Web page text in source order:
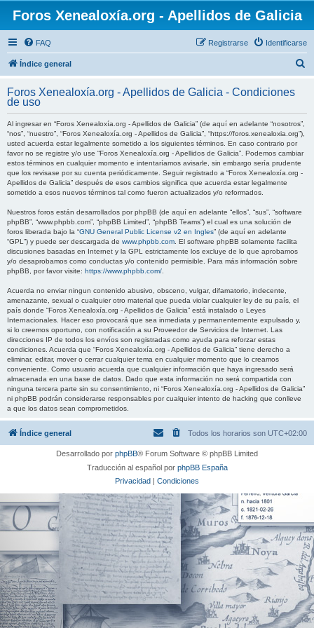
Foros Xenealoxía.org - Apellidos de Galicia
FAQ Identificarse
Registrarse
Índice general
c
Foros Xenealoxía.org - Apellidos de Galicia - Condiciones
de uso
Al ingresar en “Foros Xenealoxía.org - Apellidos de Galicia” (de aquí en adelante “nosotros”,
“nos”, “nuestro”, “Foros Xenealoxía.org - Apellidos de Galicia”, “https://foros.xenealoxia.org”),
usted acuerda estar legalmente sometido a los siguientes términos. En caso contrario por
favor no se registre y/o use “Foros Xenealoxía.org - Apellidos de Galicia”. Podemos cambiar
estos términos en cualquier momento e intentaríamos avisarle, sin embargo sería prudente
que los revisase por su cuenta periódicamente. Seguir registrado a “Foros Xenealoxía.org -
Apellidos de Galicia” después de esos cambios significa que acuerda estar legalmente
sometido a esos nuevos términos tal como fueron actualizados y/o reformados.
Nuestros foros están desarrollados por phpBB (de aquí en adelante “ellos”, “sus”, “software
phpBB”, “www.phpbb.com”, “phpBB Limited”, “phpBB Teams”) el cual es una solución de
foros liberada bajo la “GNU General Public License v2 en Ingles” (de aquí en adelante
“GPL”) y puede ser descargada de www.phpbb.com . El software phpBB solamente facilita
discusiones basadas en Internet y la GPL estrictamente los excluye de lo que aprobamos
y/o desaprobamos como conductas y/o contenido permisible. Para más información sobre
phpBB, por favor visite: https://www.phpbb.com/
Acuerda no enviar ningun contenido abusivo, obsceno, vulgar, difamatorio, indecente,
amenazante, sexual o cualquier otro material que pueda violar cualquier ley de su país, el
país donde “Foros Xenealoxía.org - Apellidos de Galicia” está instalado o Leyes
Internacionales. Hacer eso provocará que sea inmediata y permanentemente expulsado y,
si lo creemos oportuno, con notificación a su Proveedor de Servicios de Internet. Las
direcciones IP de todos los envíos son registradas como ayuda para reforzar estas
condiciones. Acuerda que “Foros Xenealoxía.org - Apellidos de Galicia” tiene derecho a
eliminar, editar, mover o cerrar cualquier tema en cualquier momento que lo creamos
conveniente. Como usuario acuerda que cualquier información que haya ingresado será
almacenada en una base de datos. Dado que esta información no será compartida con
ninguna tercera parte sin su consentimiento, ni “Foros Xenealoxía.org - Apellidos de Galicia”
ni phpBB podrán considerarse responsables por cualquier intento de hacking que conlleve
a que los datos sean comprometidos.
Índice general Todos los horarios son UTC+02:00
Desarrollado por phpBB® Forum Software © phpBB Limited
Traducción al español por phpBB España
Privacidad | Condiciones